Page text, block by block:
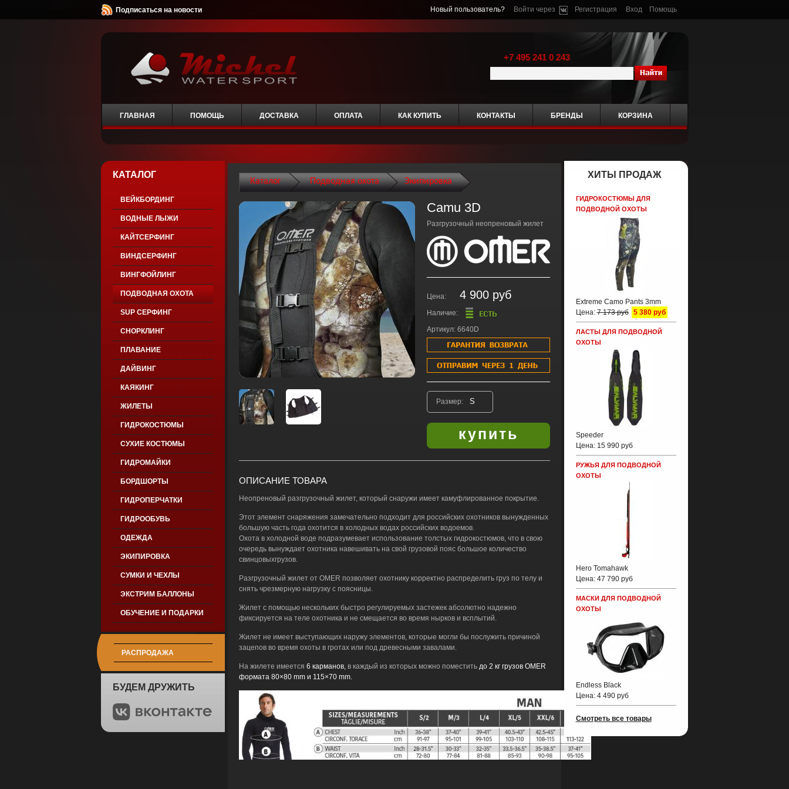
Подписаться на новости Новый пользователь? Войти через Регистрация Вход Помощь
+7 495 241 0 243
ГЛАВНАЯ ПОМОЩЬ ДОСТАВКА ОПЛАТА КАК КУПИТЬ КОНТАКТЫ БРЕНДЫ КОРЗИНА
КАТАЛОГ
ВЕЙКБОРДИНГ
ВОДНЫЕ ЛЫЖИ
КАЙТСЕРФИНГ
ВИНДСЕРФИНГ
ВИНГФОЙЛИНГ
ПОДВОДНАЯ ОХОТА
SUP СЕРФИНГ
СНОРКЛИНГ
ПЛАВАНИЕ
ДАЙВИНГ
КАЯКИНГ
ЖИЛЕТЫ
ГИДРОКОСТЮМЫ
СУХИЕ КОСТЮМЫ
ГИДРОМАЙКИ
БОРДШОРТЫ
ГИДРОПЕРЧАТКИ
ГИДРООБУВЬ
ОДЕЖДА
ЭКИПИРОВКА
СУМКИ И ЧЕХЛЫ
ЭКСТРИМ БАЛЛОНЫ
ОБУЧЕНИЕ И ПОДАРКИ
РАСПРОДАЖА
БУДЕМ ДРУЖИТЬ
ХИТЫ ПРОДАЖ
ГИДРОКОСТЮМЫ ДЛЯ
ПОДВОДНОЙ ОХОТЫ
Extreme Camo Pants 3mm
Цена:7 173 руб 5 380 руб
ЛАСТЫ ДЛЯ ПОДВОДНОЙ
ОХОТЫ
Speeder
Цена: 15 990 руб
РУЖЬЯ ДЛЯ ПОДВОДНОЙ
ОХОТЫ
Hero Tomahawk
Цена: 47 790 руб
МАСКИ ДЛЯ ПОДВОДНОЙ
ОХОТЫ
Endless Black
Цена: 4 490 руб
Смотреть все товары
Каталог Подводная охота Экипировка
Camu 3D
Разгрузочный неопреновый жилет
Цена: 4 900 руб
Наличие:
Артикул: 6640D
Размер:
ОПИСАНИЕ ТОВАРА
Неопреновый разгрузочный жилет, который снаружи имеет камуфлированное покрытие.
Этот элемент снаряжения замечательно подходит для российских охотников вынужденных
большую часть года охотится в холодных водах российских водоемов.
Охота в холодной воде подразумевает использование толстых гидрокостюмов, что в свою
очередь вынуждает охотника навешивать на свой грузовой пояс большое количество
свинцовыхгрузов.
Разгрузочный жилет от OMER позволяет охотнику корректно распределить груз по телу и
снять чрезмерную нагрузку с поясницы.
Жилет с помощью нескольких быстро регулируемых застежек абсолютно надежно
фиксируется на теле охотника и не смещается во время нырков и всплытий.
Жилет не имеет выступающих наружу элементов, которые могли бы послужить причиной
зацепов во время охоты в гротах или под древесными завалами.
На жилете имеется 6 карманов, в каждый из которых можно поместить до 2 кг грузов OMER
формата 80×80 mm и 115×70 mm.